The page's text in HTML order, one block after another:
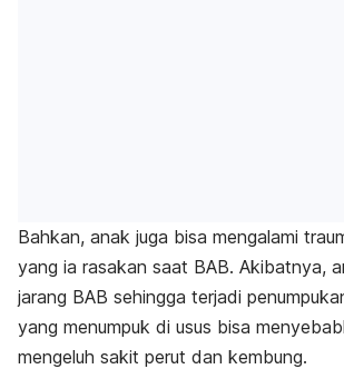
Bahkan, anak juga bisa mengalami
yang ia rasakan saat BAB. Akibatnya,
jarang BAB sehingga terjadi
yang menumpuk di usus bisa
mengeluh sakit perut dan kembung.